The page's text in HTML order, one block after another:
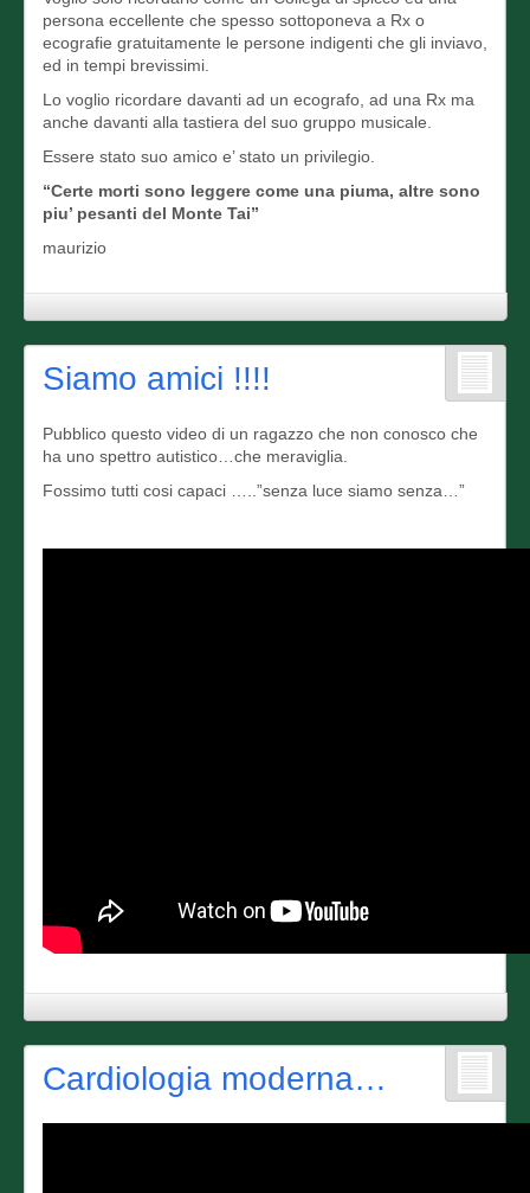
persona eccellente che spesso sottoponeva a Rx o
ecografie gratuitamente le persone indigenti che gli inviavo,
ed in tempi brevissimi.
Lo voglio ricordare davanti ad un ecografo, ad una Rx ma
anche davanti alla tastiera del suo gruppo musicale.
Essere stato suo amico e’ stato un privilegio.
“Certe morti sono leggere come una piuma, altre sono
piu’ pesanti del Monte Tai”
maurizio
Siamo amici !!!!
Pubblico questo video di un ragazzo che non conosco che
ha uno spettro autistico…che meraviglia.
Fossimo tutti cosi capaci …..”senza luce siamo senza…”
Cardiologia moderna…